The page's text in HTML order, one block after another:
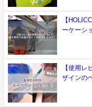
【
ーケーシ
【使用レ
ザインの